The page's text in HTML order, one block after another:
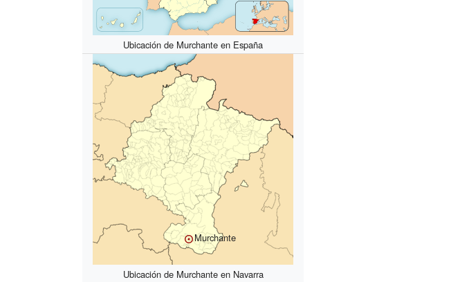
Ubicación de Murchante en España
Murchante
Ubicación de Murchante en Navarra